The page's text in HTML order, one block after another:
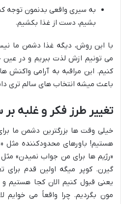
به سیری واقعی بدنمون توجه
بشیم، دست از غذا بکشیم.
با این روش، دیگه غذا دشمن ما
می تونیم ازش لذت ببریم و در
کنیم. این مراقبه به آرامی واکنش
باعث میشه انتخاب های سالم تری
تغییر طرز فکر و غلبه
خیلی وقت ها بزرگترین دشمن ما
هستیم! باورهای محدودکننده مثل
«رژیم ها برای من جواب نمیدن»
گیرن. کوپر میگه اولین قدم برای
یعنی قبول کنیم الان کجا هستیم و
مون بگردیم. چرا واقعاً می خوایم